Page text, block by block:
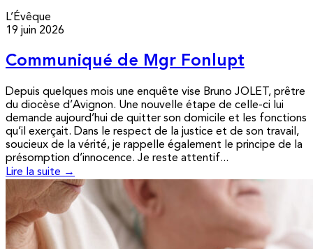
L’Évêque
19 juin 2026
Communiqué de Mgr Fonlupt
Depuis quelques mois une enquête vise Bruno JOLET, prêtre
du diocèse d’Avignon. Une nouvelle étape de celle-ci lui
demande aujourd’hui de quitter son domicile et les fonctions
qu’il exerçait. Dans le respect de la justice et de son travail,
soucieux de la vérité, je rappelle également le principe de la
présomption d’innocence. Je reste attentif...
Lire la suite →